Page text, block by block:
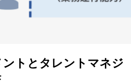
トとタレントマネジ